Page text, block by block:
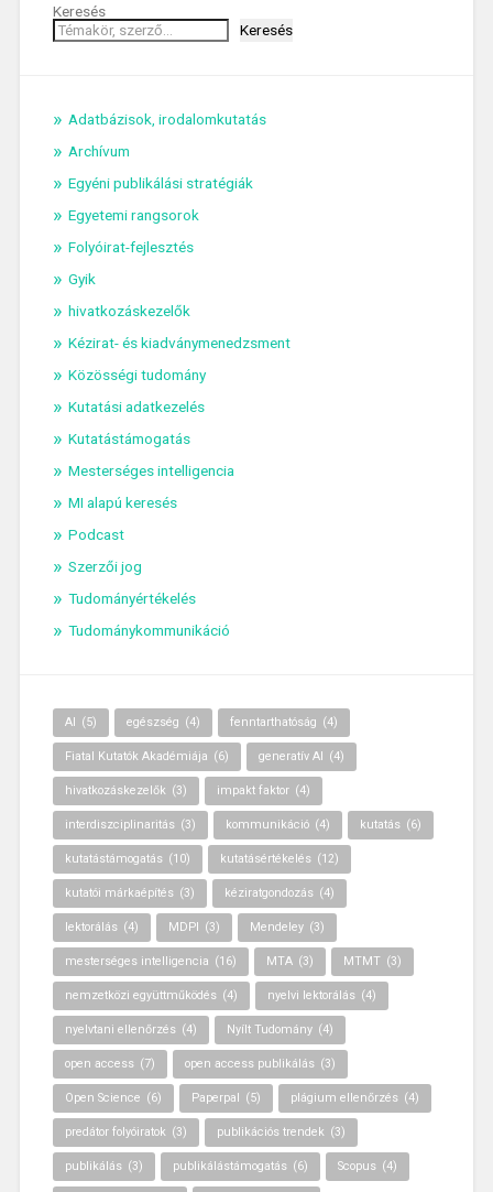
Keresés
Keresés
Adatbázisok, irodalomkutatás
Archívum
Egyéni publikálási stratégiák
Egyetemi rangsorok
Folyóirat-fejlesztés
Gyik
hivatkozáskezelők
Kézirat- és kiadványmenedzsment
Közösségi tudomány
Kutatási adatkezelés
Kutatástámogatás
Mesterséges intelligencia
MI alapú keresés
Podcast
Szerzői jog
Tudományértékelés
Tudománykommunikáció
AI (5) egészség (4) fenntarthatóság (4)
Fiatal Kutatók Akadémiája (6) generatív AI (4)
hivatkozáskezelők (3) impakt faktor (4)
interdiszciplinaritás (3) kommunikáció (4) kutatás (6)
kutatástámogatás (10) kutatásértékelés (12)
kutatói márkaépítés (3) kéziratgondozás (4)
lektorálás (4) MDPI (3) Mendeley (3)
mesterséges intelligencia (16) MTA (3) MTMT (3)
nemzetközi együttműködés (4) nyelvi lektorálás (4)
nyelvtani ellenőrzés (4) Nyílt Tudomány (4)
open access (7) open access publikálás (3)
Open Science (6) Paperpal (5) plágium ellenőrzés (4)
predátor folyóiratok (3) publikációs trendek (3)
publikálás (3) publikálástámogatás (6) Scopus (4)